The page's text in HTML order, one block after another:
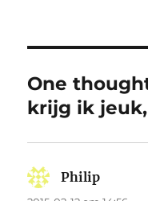
One
krijg ik
Philip